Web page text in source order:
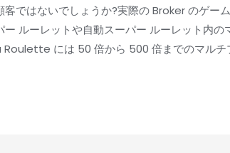
客ではないでしょうか?実際の Broker のゲ
ルーレットや自動スーパー ルーレット内
には 50 倍から 500 倍までのマルチ